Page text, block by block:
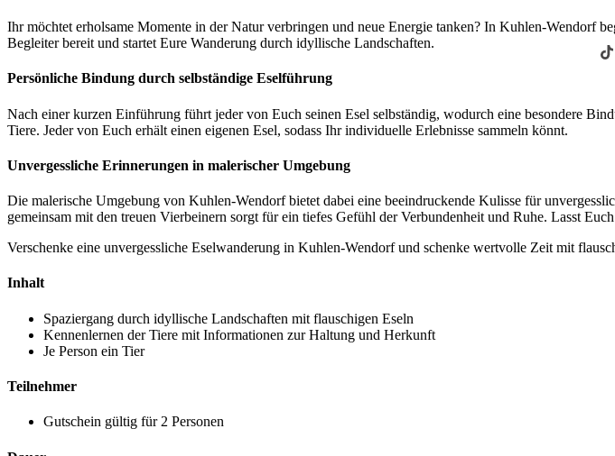
Ihr möchtet erholsame Momente in der Natur verbringen und neue Energie tanken? In Kuhlen-Wendorf
Begleiter bereit und startet Eure Wanderung durch idyllische Landschaften.
Persönliche Bindung durch selbständige Eselführung
Nach einer kurzen Einführung führt jeder von Euch seinen Esel selbständig, wodurch eine besondere
Tiere. Jeder von Euch erhält einen eigenen Esel, sodass Ihr individuelle Erlebnisse sammeln könnt.
Unvergessliche Erinnerungen in malerischer Umgebung
Die malerische Umgebung von Kuhlen-Wendorf bietet dabei eine beeindruckende Kulisse für
gemeinsam mit den treuen Vierbeinern sorgt für ein tiefes Gefühl der Verbundenheit und Ruhe. Lasst
Verschenke eine unvergessliche Eselwanderung in Kuhlen-Wendorf und schenke wertvolle Zeit mit
Inhalt
Spaziergang durch idyllische Landschaften mit flauschigen Eseln
Kennenlernen der Tiere mit Informationen zur Haltung und Herkunft
Je Person ein Tier
Teilnehmer
Gutschein gültig für 2 Personen